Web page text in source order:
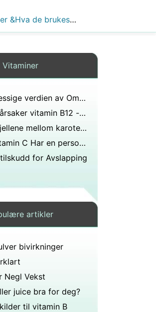
Liste over vitaminer &Hva de brukes til
Vitaminer
Ernæringsmessige verdien av Omega -3
Hva som forårsaker vitamin B12 -mangel
Hva er forskjellene mellom karoten og gulsott?
Hvor mye vitamin C Har en person trenger daglig
for Avslapping
artikler
bivirkninger
Negl Vekst
juice bra for deg?
til vitamin B